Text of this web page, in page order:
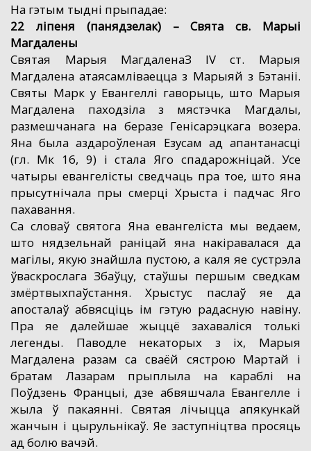
На гэтым тыдні прыпадае:
22 ліпеня (панядзелак) – Свята св. Марыі
Магдалены
Святая Марыя МагдаленаЗ IV ст. Марыя
Магдалена атаясамліваецца з Марыяй з Бэтаніі.
Святы Марк у Евангеллі гаворыць, што Марыя
Магдалена паходзіла з мястэчка Магдалы,
размешчанага на беразе Генісарэцкага возера.
Яна была аздароўленая Езусам ад апантанасці
(гл. Мк 16, 9) і стала Яго спадарожніцай. Усе
чатыры евангелісты сведчаць пра тое, што яна
прысутнічала пры смерці Хрыста і падчас Яго
пахавання.
Са словаў святога Яна евангеліста мы ведаем,
што нядзельнай раніцай яна накіравалася да
магілы, якую знайшла пустою, а каля яе сустрэла
ўваскрослага Збаўцу, стаўшы першым сведкам
змёртвыхпаўстання. Хрыстус паслаў яе да
апосталаў абвясціць ім гэтую радасную навіну.
Пра яе далейшае жыццё захаваліся толькі
легенды. Паводле некаторых з іх, Марыя
Магдалена разам са сваёй сястрою Мартай і
братам Лазарам прыплыла на караблі на
Поўдзень Францыі, дзе абвяшчала Евангелле і
жыла ў пакаянні. Святая лічыцца апякункай
жанчын і цырульнікаў. Яе заступніцтва просяць
ад болю вачэй.